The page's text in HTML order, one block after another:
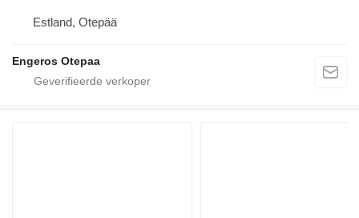
Estland, Otepää
Engeros Otepaa